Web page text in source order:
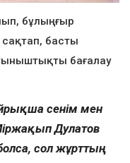
бұлыңғыр
сақтап, басты
бағалау
сенім мен
Дулатов
сол жұрттың